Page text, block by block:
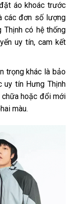
áo khoác trước
các đơn số lượng
Thịnh có hệ thống
uy tín, cam kết
trọng khác là bảo
uy tín Hưng Thịnh
chữa hoặc đổi mới
màu.